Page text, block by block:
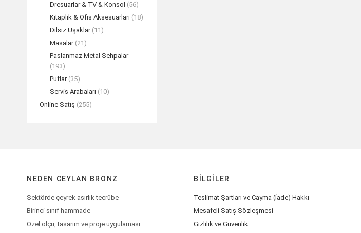
Dresuarlar & TV & Konsol (56)
Kitaplık & Ofis Aksesuarları (18)
Dilsiz Uşaklar (11)
Masalar (21)
Paslanmaz Metal Sehpalar
(193)
Puflar (35)
Servis Arabaları (10)
Online Satış (255)
NEDEN CEYLAN BRONZ
Sektörde çeyrek asırlık tecrübe
Birinci sınıf hammade
Özel ölçü, tasarım ve proje uygulaması
BILGILER
Teslimat Şartları ve Cayma (İade) Hakkı
Mesafeli Satış Sözleşmesi
Gizlilik ve Güvenlik